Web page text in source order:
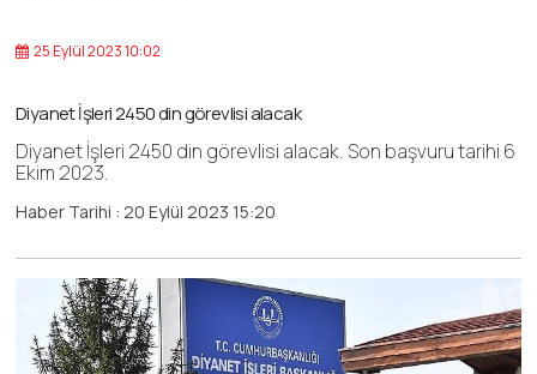
25 Eylül 2023 10:02
Diyanet İşleri 2450 din görevlisi alacak
Diyanet İşleri 2450 din görevlisi alacak. Son başvuru tarihi 6
Ekim 2023.
Haber Tarihi : 20 Eylül 2023 15:20